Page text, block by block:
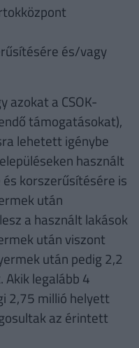
és/vagy
azokat a CSOK-
támogatásokat),
lehetett igénybe
használt
korszerűsítésére is
után
a használt lakások
után viszont
után pedig 2,2
legalább 4
2,75 millió helyett
az érintett